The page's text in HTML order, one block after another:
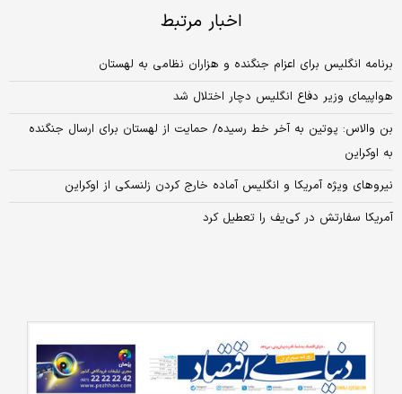
اخبار مرتبط
برنامه انگلیس برای اعزام جنگنده و هزاران نظامی به لهستان
هواپیمای وزیر دفاع انگلیس دچار اختلال شد
بن والاس: پوتین به آخر خط رسیده/ حمایت از لهستان برای ارسال جنگنده
به اوکراین
نیروهای ویژه آمریکا و انگلیس آماده خارج کردن زلنسکی از اوکراین
آمریکا سفارتش در کی‌یف را تعطیل کرد